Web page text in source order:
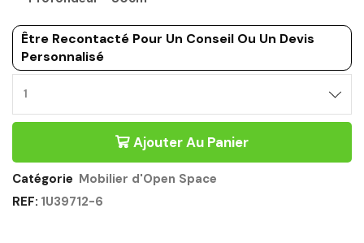
Être Recontacté Pour Un Conseil Ou Un Devis
Personnalisé
Ajouter Au Panier
Catégorie Mobilier d'Open Space
REF: 1U39712-6